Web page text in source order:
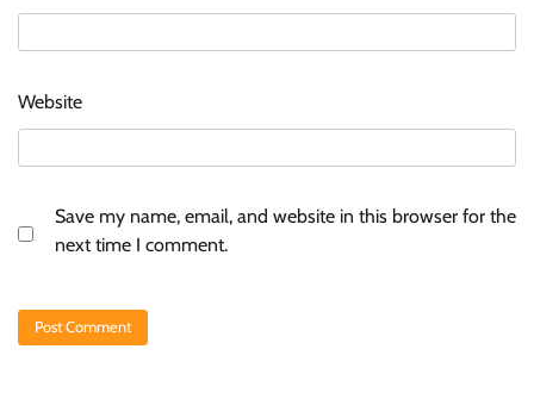
Website
Save my name, email, and website in this browser for the
next time I comment.